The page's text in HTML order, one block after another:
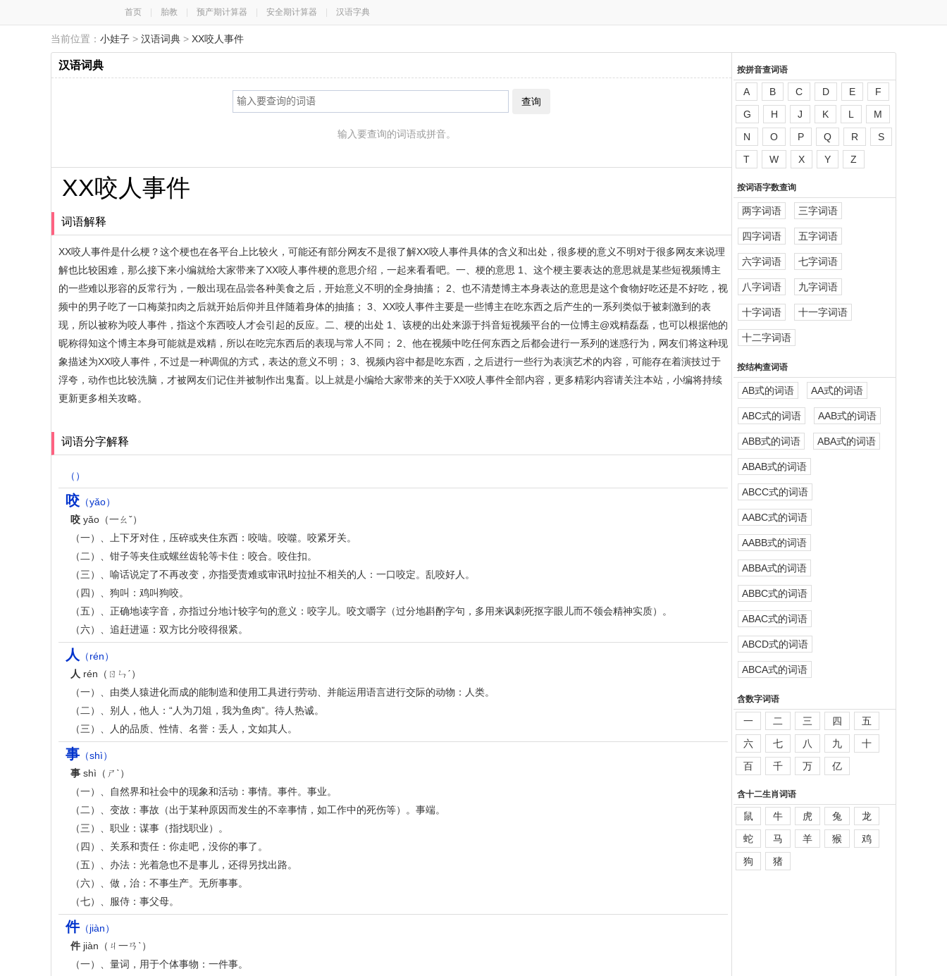
首页 胎教 预产期计算器 安全期计算器 汉语字典
当前位置： 小娃子 > 汉语词典 > XX咬人事件
汉语词典
查询
输入要查询的词语或拼音。
XX咬人事件
词语解释
XX咬人事件是什么梗？这个梗也在各平台上比较火，可能还有部分网友不是很了解XX咬人事件具体的含义和出处，很多梗的意义不明对于很多网友来说理
解也比较困难，那么接下来小编就给大家带来了XX咬人事件梗的意思介绍，一起来看看吧。一、梗的意思 1、这个梗主要表达的意思就是某些短视频博主
的一些难以形容的反常行为，一般出现在品尝各种美食之后，开始意义不明的全身抽搐； 2、也不清楚博主本身表达的意思是这个食物好吃还是不好吃，视
频中的男子吃了一口梅菜扣肉之后就开始后仰并且伴随着身体的抽搐； 3、XX咬人事件主要是一些博主在吃东西之后产生的一系列类似于被刺激到的表
现，所以被称为咬人事件，指这个东西咬人才会引起的反应。二、梗的出处 1、该梗的出处来源于抖音短视频平台的一位博主@戏精磊磊，也可以根据他的
昵称得知这个博主本身可能就是戏精，所以在吃完东西后的表现与常人不同； 2、他在视频中吃任何东西之后都会进行一系列的迷惑行为，网友们将这种现
象描述为XX咬人事件，不过是一种调侃的方式，表达的意义不明； 3、视频内容中都是吃东西，之后进行一些行为表演艺术的内容，可能存在着演技过于
浮夸，动作也比较洗脑，才被网友们记住并被制作出鬼畜。以上就是小编给大家带来的关于XX咬人事件全部内容，更多精彩内容请关注本站，小编将持续
更新更多相关攻略。
词语分字解释
（）
咬 （yǎo）
咬 yǎo（一ㄠˇ）
（一）、上下牙对住，压碎或夹住东西：咬啮。咬噬。咬紧牙关。
（二）、钳子等夹住或螺丝齿轮等卡住：咬合。咬住扣。
（三）、喻话说定了不再改变，亦指受责难或审讯时拉扯不相关的人：一口咬定。乱咬好人。
（四）、狗叫：鸡叫狗咬。
（五）、正确地读字音，亦指过分地计较字句的意义：咬字儿。咬文嚼字（过分地斟酌字句，多用来讽刺死抠字眼儿而不领会精神实质）。
（六）、追赶进逼：双方比分咬得很紧。
人
（rén）
人 rén（ㄖㄣˊ）
（一）、由类人猿进化而成的能制造和使用工具进行劳动、并能运用语言进行交际的动物：人类。
（二）、别人，他人：“人为刀俎，我为鱼肉”。待人热诚。
（三）、人的品质、性情、名誉：丢人，文如其人。
事 （shì）
事 shì（ㄕˋ）
（一）、自然界和社会中的现象和活动：事情。事件。事业。
（二）、变故：事故（出于某种原因而发生的不幸事情，如工作中的死伤等）。事端。
（三）、职业：谋事（指找职业）。
（四）、关系和责任：你走吧，没你的事了。
（五）、办法：光着急也不是事儿，还得另找出路。
（六）、做，治：不事生产。无所事事。
（七）、服侍：事父母。
件（jiàn）
件 jiàn（ㄐ一ㄢˋ）
（一）、量词，用于个体事物：一件事。
按拼音查词语
A B C D E
F
G
H J K L
M
N
O P Q R
S
T
W X Y Z
按词语字数查询
两字词语 三字词语
四字词语 五字词语
六字词语 七字词语
八字词语 九字词语
十字词语 十一字词语
十二字词语
按结构查词语
AB式的词语 AA式的词语
ABC式的词语 AAB式的词语
ABB式的词语 ABA式的词语
ABAB式的词语
ABCC式的词语
AABC式的词语
AABB式的词语
ABBA式的词语
ABBC式的词语
ABAC式的词语
ABCD式的词语
ABCA式的词语
含数字词语
一 二 三 四
五
六
七 八 九
十
百
千 万 亿
含十二生肖词语
鼠 牛 虎 兔
龙
蛇
马 羊 猴
鸡
狗
猪